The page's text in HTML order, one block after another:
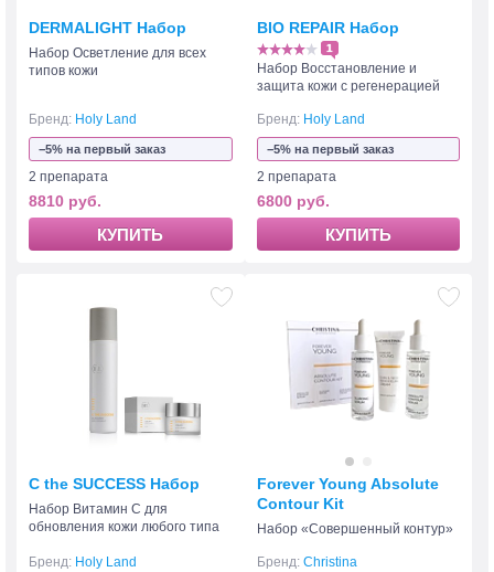
DERMALIGHT Набор
Набор Осветление для всех
типов кожи
Бренд: Holy Land
−5% на первый заказ
2 препарата
8810 руб.
КУПИТЬ
BIO REPAIR Набор
1
Набор Восстановление и
защита кожи с регенерацией
Бренд: Holy Land
−5% на первый заказ
2 препарата
6800 руб.
КУПИТЬ
C the SUCCESS Набор
Набор Витамин C для
обновления кожи любого типа
Бренд: Holy Land
Forever Young Absolute
Contour Kit
Набор «Совершенный контур»
Бренд: Christina